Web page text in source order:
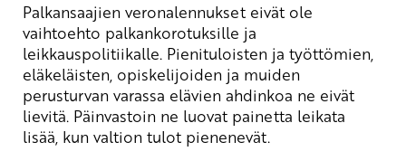
Palkansaajien veronalennukset eivät ole
vaihtoehto palkankorotuksille ja
leikkauspolitiikalle. Pienituloisten ja työttömien,
eläkeläisten, opiskelijoiden ja muiden
perusturvan varassa elävien ahdinkoa ne eivät
lievitä. Päinvastoin ne luovat painetta leikata
lisää, kun valtion tulot pienenevät.